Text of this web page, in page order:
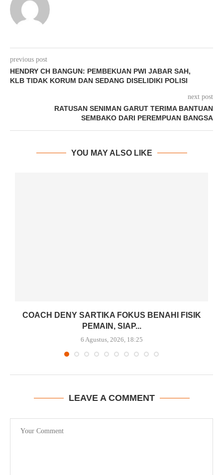
previous post
⁠HENDRY CH BANGUN: PEMBEKUAN PWI JABAR SAH,
KLB TIDAK KORUM DAN SEDANG DISELIDIKI POLISI
next post
RATUSAN SENIMAN GARUT TERIMA BANTUAN
SEMBAKO DARI PEREMPUAN BANGSA
YOU MAY ALSO LIKE
COACH DENY SARTIKA FOKUS BENAHI FISIK
PEMAIN, SIAP...
6 Agustus, 2026, 18:25
LEAVE A COMMENT